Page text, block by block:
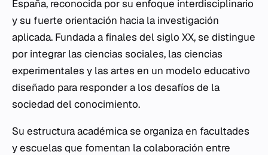
España, reconocida por su enfoque interdisciplinario
y su fuerte orientación hacia la investigación
aplicada. Fundada a finales del siglo XX, se distingue
por integrar las ciencias sociales, las ciencias
experimentales y las artes en un modelo educativo
diseñado para responder a los desafíos de la
sociedad del conocimiento.
Su estructura académica se organiza en facultades
y escuelas que fomentan la colaboración entre